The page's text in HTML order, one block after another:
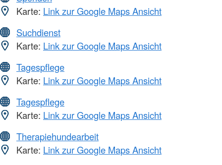
Karte: Link zur Google Maps Ansicht
Suchdienst
Karte: Link zur Google Maps Ansicht
Tagespflege
Karte: Link zur Google Maps Ansicht
Tagespflege
Karte: Link zur Google Maps Ansicht
Therapiehundearbeit
Karte: Link zur Google Maps Ansicht